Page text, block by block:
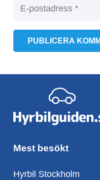
PUBLICERA
Mest besökt
Hyrbil Stockholm